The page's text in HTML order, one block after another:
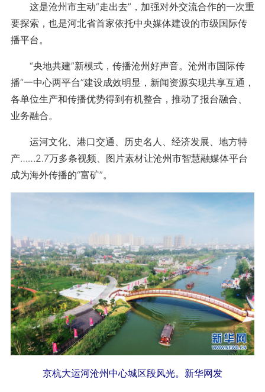
这是沧州市主动“走出去”，加强对外交流合作的一次重
要探索，也是河北省首家依托中央媒体建设的市级国际传
播平台。
“央地共建”新模式，传播沧州好声音。沧州市国际传
播“一中心两平台”建设成效明显，新闻资源实现共享互通，
各单位生产和传播优势得到有机整合，推动了报台融合、
业务融合。
运河文化、港口交通、历史名人、经济发展、地方特
产……2.7万多条视频、图片素材让沧州市智慧融媒体平台
成为海外传播的“富矿”。
京杭大运河沧州中心城区段风光。新华网发